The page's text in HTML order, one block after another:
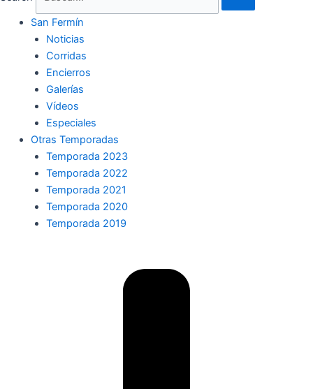
San Fermín
Noticias
Corridas
Encierros
Galerías
Vídeos
Especiales
Otras Temporadas
Temporada 2023
Temporada 2022
Temporada 2021
Temporada 2020
Temporada 2019